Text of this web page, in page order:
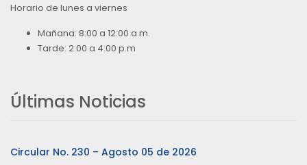
Horario de lunes a viernes
Mañana: 8:00 a 12:00 a.m.
Tarde: 2:00 a 4:00 p.m
Últimas Noticias
Circular No. 230 – Agosto 05 de 2026